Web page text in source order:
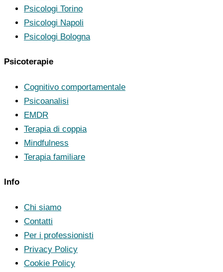
Psicologi Torino
Psicologi Napoli
Psicologi Bologna
Psicoterapie
Cognitivo comportamentale
Psicoanalisi
EMDR
Terapia di coppia
Mindfulness
Terapia familiare
Info
Chi siamo
Contatti
Per i professionisti
Privacy Policy
Cookie Policy